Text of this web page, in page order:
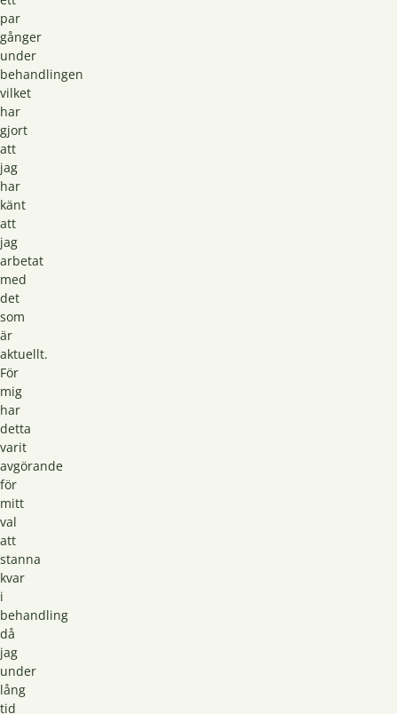
par
gånger
under
behandlingen
vilket
har
gjort
att
jag
har
känt
att
jag
arbetat
med
det
som
är
aktuellt.
För
mig
har
detta
varit
avgörande
för
mitt
val
att
stanna
kvar
i
behandling
då
jag
under
lång
tid